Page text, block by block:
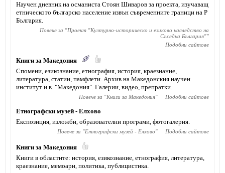
Научен дневник на османиста Стоян Шиваров за проекта, изучаващ
етническото българско население извън съвременните граници на Р
България.
Повече за "Проект "Културно-историческо и езиково наследство на
Съседна България""
Подобни сайтове
Книги за Македония
Спомени, eзикознание, етнография, история, краезнание,
литература, статии, памфлети. Архив на Македонския научен
институт и в. "Македония". Галерии, видео, препратки.
Повече за "Книги за Македония" Подобни сайтове
Етнографски музей - Елхово
Експозиция, изложби, образователни програми, фотогалерия.
Повече за "Етнографски музей - Елхово" Подобни сайтове
Книги за Македония
Книги в областите: история, езикознание, етнография, литература,
краезнание, мемоари, политика, публицистика.